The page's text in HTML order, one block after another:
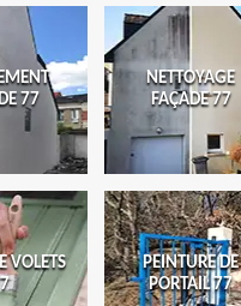
77
NETTOYAGE
FAÇADE 77
VOLETS
PEINTURE DE
PORTAIL 77